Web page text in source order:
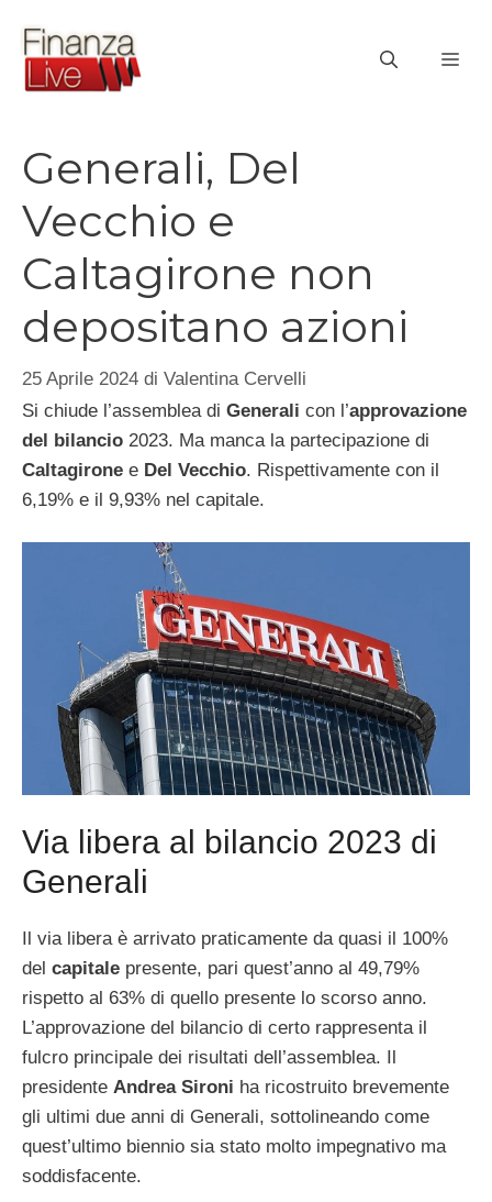
contenuto
Generali, Del
Vecchio e
Caltagirone non
depositano azioni
25 Aprile 2024 di Valentina Cervelli
Si chiude l’assemblea di Generali con l’approvazione
del bilancio 2023. Ma manca la partecipazione di
Caltagirone e Del Vecchio. Rispettivamente con il
6,19% e il 9,93% nel capitale.
Via libera al bilancio 2023 di
Generali
Il via libera è arrivato praticamente da quasi il 100%
del capitale presente, pari quest’anno al 49,79%
rispetto al 63% di quello presente lo scorso anno.
L’approvazione del bilancio di certo rappresenta il
fulcro principale dei risultati dell’assemblea. Il
presidente Andrea Sironi ha ricostruito brevemente
gli ultimi due anni di Generali, sottolineando come
quest’ultimo biennio sia stato molto impegnativo ma
soddisfacente.